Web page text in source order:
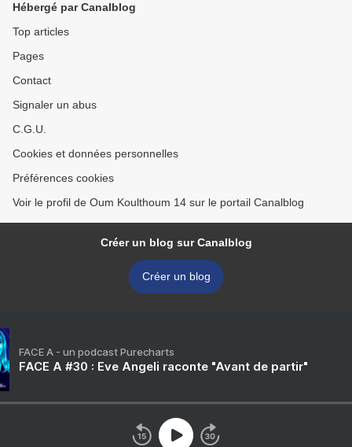
Hébergé par Canalblog
Top articles
Pages
Contact
Signaler un abus
C.G.U.
Cookies et données personnelles
Préférences cookies
Voir le profil de Oum Koulthoum 14 sur le portail Canalblog
Créer un blog sur Canalblog
Créer un blog
FACE A - un podcast Purecharts
FACE A #30 : Eve Angeli raconte "Avant de partir"